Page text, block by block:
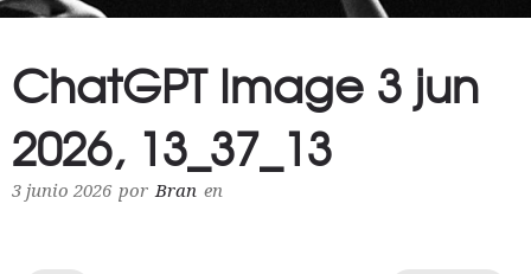
ChatGPT Image 3 jun
2026, 13_37_13
3 junio 2026 por Bran en